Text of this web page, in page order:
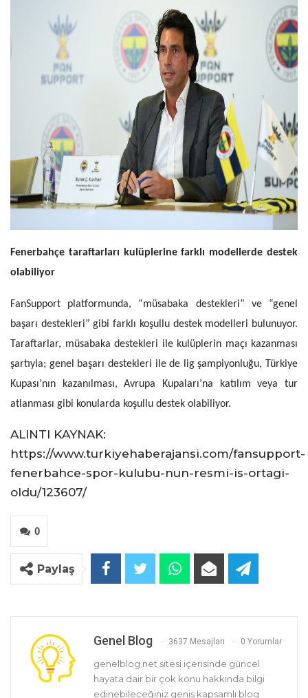
Fenerbahçe taraftarları kulüplerine farklı modellerde destek
olabiliyor
FanSupport platformunda, “müsabaka destekleri” ve “genel
başarı destekleri” gibi farklı koşullu destek modelleri bulunuyor.
Taraftarlar, müsabaka destekleri ile kulüplerin maçı kazanması
şartıyla; genel başarı destekleri ile de lig şampiyonluğu, Türkiye
Kupası’nın kazanılması, Avrupa Kupaları’na katılım veya tur
atlanması gibi konularda koşullu destek olabiliyor.
ALINTI KAYNAK:
https://www.turkiyehaberajansi.com/fansupport-
fenerbahce-spor-kulubu-nun-resmi-is-ortagi-
oldu/123607/
0
Paylaş
Genel Blog 3637 Mesajları 0 Yorumlar
genelblog.net sitesi içerisinde güncel
hayata dair bir çok konu hakkında bilgi
edinebileceğiniz geniş kapsamlı blog